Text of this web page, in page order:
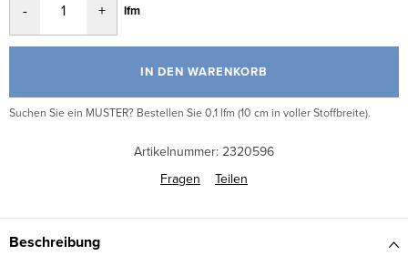
lfm
IN DEN WARENKORB
Suchen Sie ein MUSTER? Bestellen Sie 0,1 lfm (10 cm in voller Stoffbreite).
Artikelnummer: 2320596
Fragen
Teilen
Beschreibung